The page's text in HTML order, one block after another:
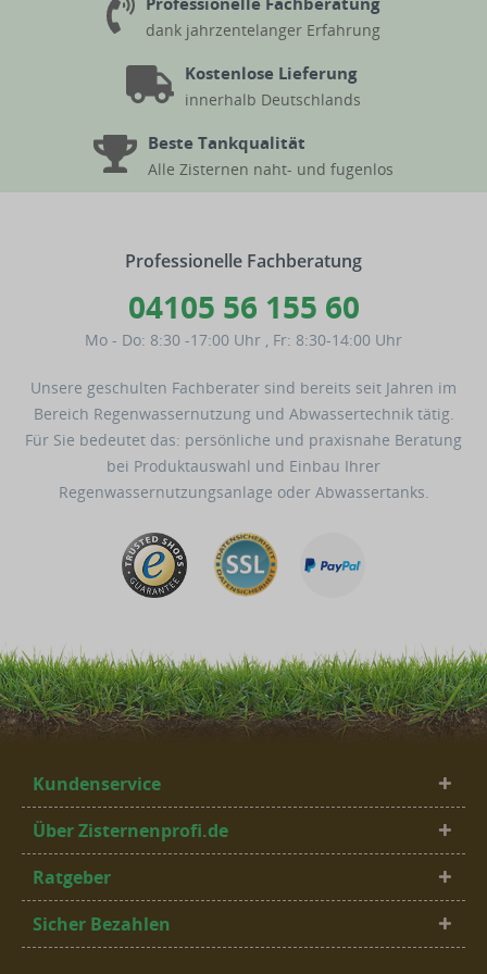
dank jahrzentelanger Erfahrung
Kostenlose Lieferung
innerhalb Deutschlands
Beste Tankqualität
Alle Zisternen naht- und fugenlos
Professionelle Fachberatung
04105 56 155 60
Mo - Do: 8:30 -17:00 Uhr Fr: 8:30-14:00 Uhr
Unsere geschulten Fachberater sind bereits seit Jahren im
Bereich Regenwassernutzung und Abwassertechnik tätig.
Für Sie bedeutet das: persönliche und praxisnahe Beratung
bei Produktauswahl und Einbau Ihrer
Regenwassernutzungsanlage oder Abwassertanks.
Kundenservice
Über Zisternenprofi.de
Ratgeber
Sicher Bezahlen